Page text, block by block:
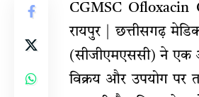
CGMSC Ofloxacin
रायपुर | छत्तीसगढ़
(सीजीएमएससी) ने एक
विक्रय और उपयोग पर